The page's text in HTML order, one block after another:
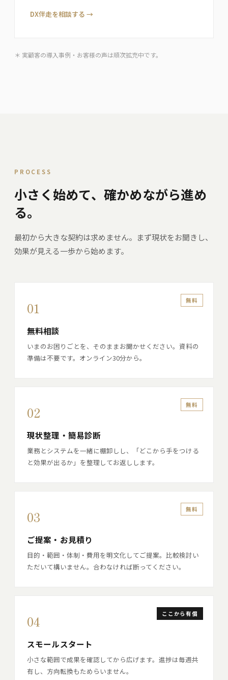
DX伴走を相談する →
＊ 実顧客の導入事例・お客様の声は順次拡充中です。
PROCESS
小さく始めて、確かめながら進め
る。
最初から大きな契約は求めません。まず現状をお聞きし、
効果が見える一歩から始めます。
01
無料相談
いまのお困りごとを、そのままお聞かせください。資料の
準備は不要です。オンライン30分から。
無料
02
現状整理・簡易診断
業務とシステムを一緒に棚卸しし、「どこから手をつける
と効果が出るか」を整理してお返しします。
無料
03
ご提案・お見積り
目的・範囲・体制・費用を明文化してご提案。比較検討い
ただいて構いません。合わなければ断ってください。
無料
04
スモールスタート
小さな範囲で成果を確認してから広げます。進捗は毎週共
有し、方向転換もためらいません。
ここから有償